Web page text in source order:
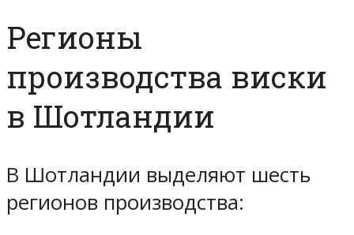
Регионы
производства виски
в Шотландии
В Шотландии выделяют шесть
регионов производства: